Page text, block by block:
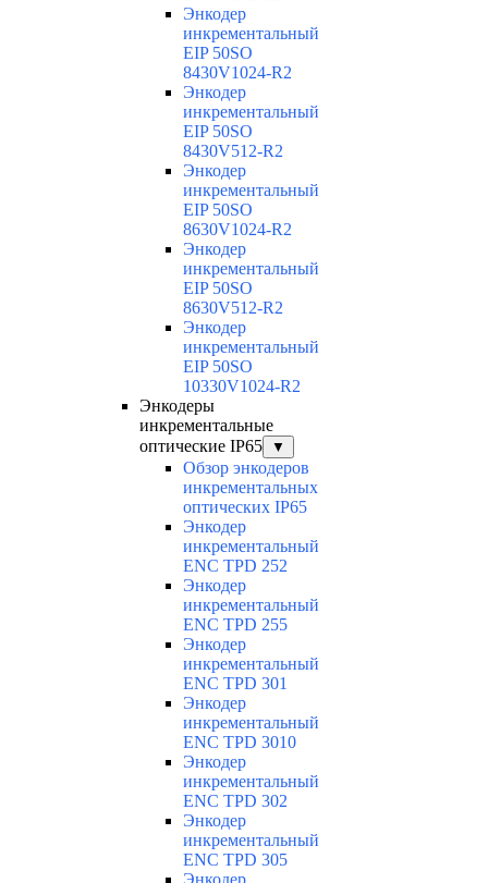
Энкодер
инкрементальный
EIP 50SO
8430V1024-R2
Энкодер
инкрементальный
EIP 50SO
8430V512-R2
Энкодер
инкрементальный
EIP 50SO
8630V1024-R2
Энкодер
инкрементальный
EIP 50SO
8630V512-R2
Энкодер
инкрементальный
EIP 50SO
10330V1024-R2
Энкодеры
инкрементальные
оптические IP65
▼
Обзор энкодеров
инкрементальных
оптических IP65
Энкодер
инкрементальный
ENC TPD 252
Энкодер
инкрементальный
ENC TPD 255
Энкодер
инкрементальный
ENC TPD 301
Энкодер
инкрементальный
ENC TPD 3010
Энкодер
инкрементальный
ENC TPD 302
Энкодер
инкрементальный
ENC TPD 305